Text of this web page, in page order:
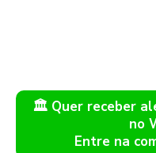
🏛️ Quer receber
no
Entre na